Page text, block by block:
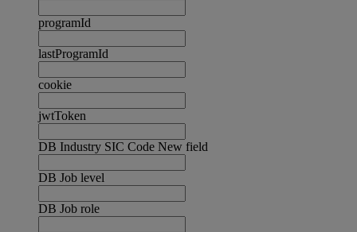
programId
lastProgramId
cookie
jwtToken
DB Industry SIC Code New field
DB Job level
DB Job role